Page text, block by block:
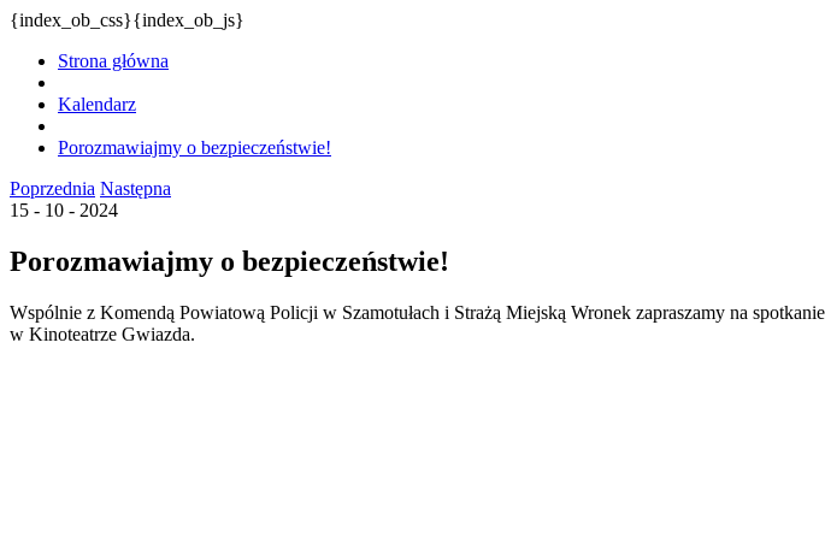
{index_ob_css}{index_ob_js}
Strona główna
Kalendarz
Porozmawiajmy o bezpieczeństwie!
Poprzednia Następna
15 - 10 - 2024
Porozmawiajmy o bezpieczeństwie!
Wspólnie z Komendą Powiatową Policji w Szamotułach i Strażą Miejską Wronek zapraszamy na
w Kinoteatrze Gwiazda.